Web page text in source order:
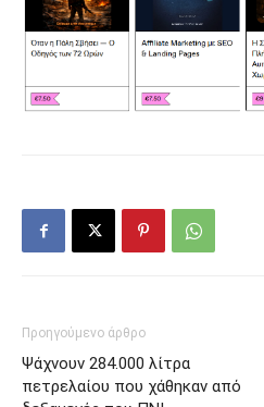
Προηγούμενο άρθρο
Ψάχνουν 284.000 λίτρα
πετρελαίου που χάθηκαν από